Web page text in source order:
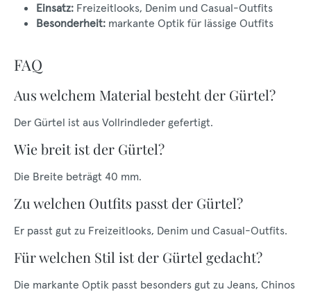
Einsatz: Freizeitlooks, Denim und Casual-Outfits
Besonderheit: markante Optik für lässige Outfits
FAQ
Aus welchem Material besteht der Gürtel?
Der Gürtel ist aus Vollrindleder gefertigt.
Wie breit ist der Gürtel?
Die Breite beträgt 40 mm.
Zu welchen Outfits passt der Gürtel?
Er passt gut zu Freizeitlooks, Denim und Casual-Outfits.
Für welchen Stil ist der Gürtel gedacht?
Die markante Optik passt besonders gut zu Jeans, Chinos